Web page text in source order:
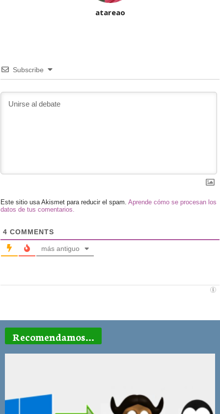
atareao
Subscribe
Este sitio usa Akismet para reducir el spam. Aprende cómo se procesan los
datos de tus comentarios.
4 COMMENTS
más antiguo
Recomendamos...